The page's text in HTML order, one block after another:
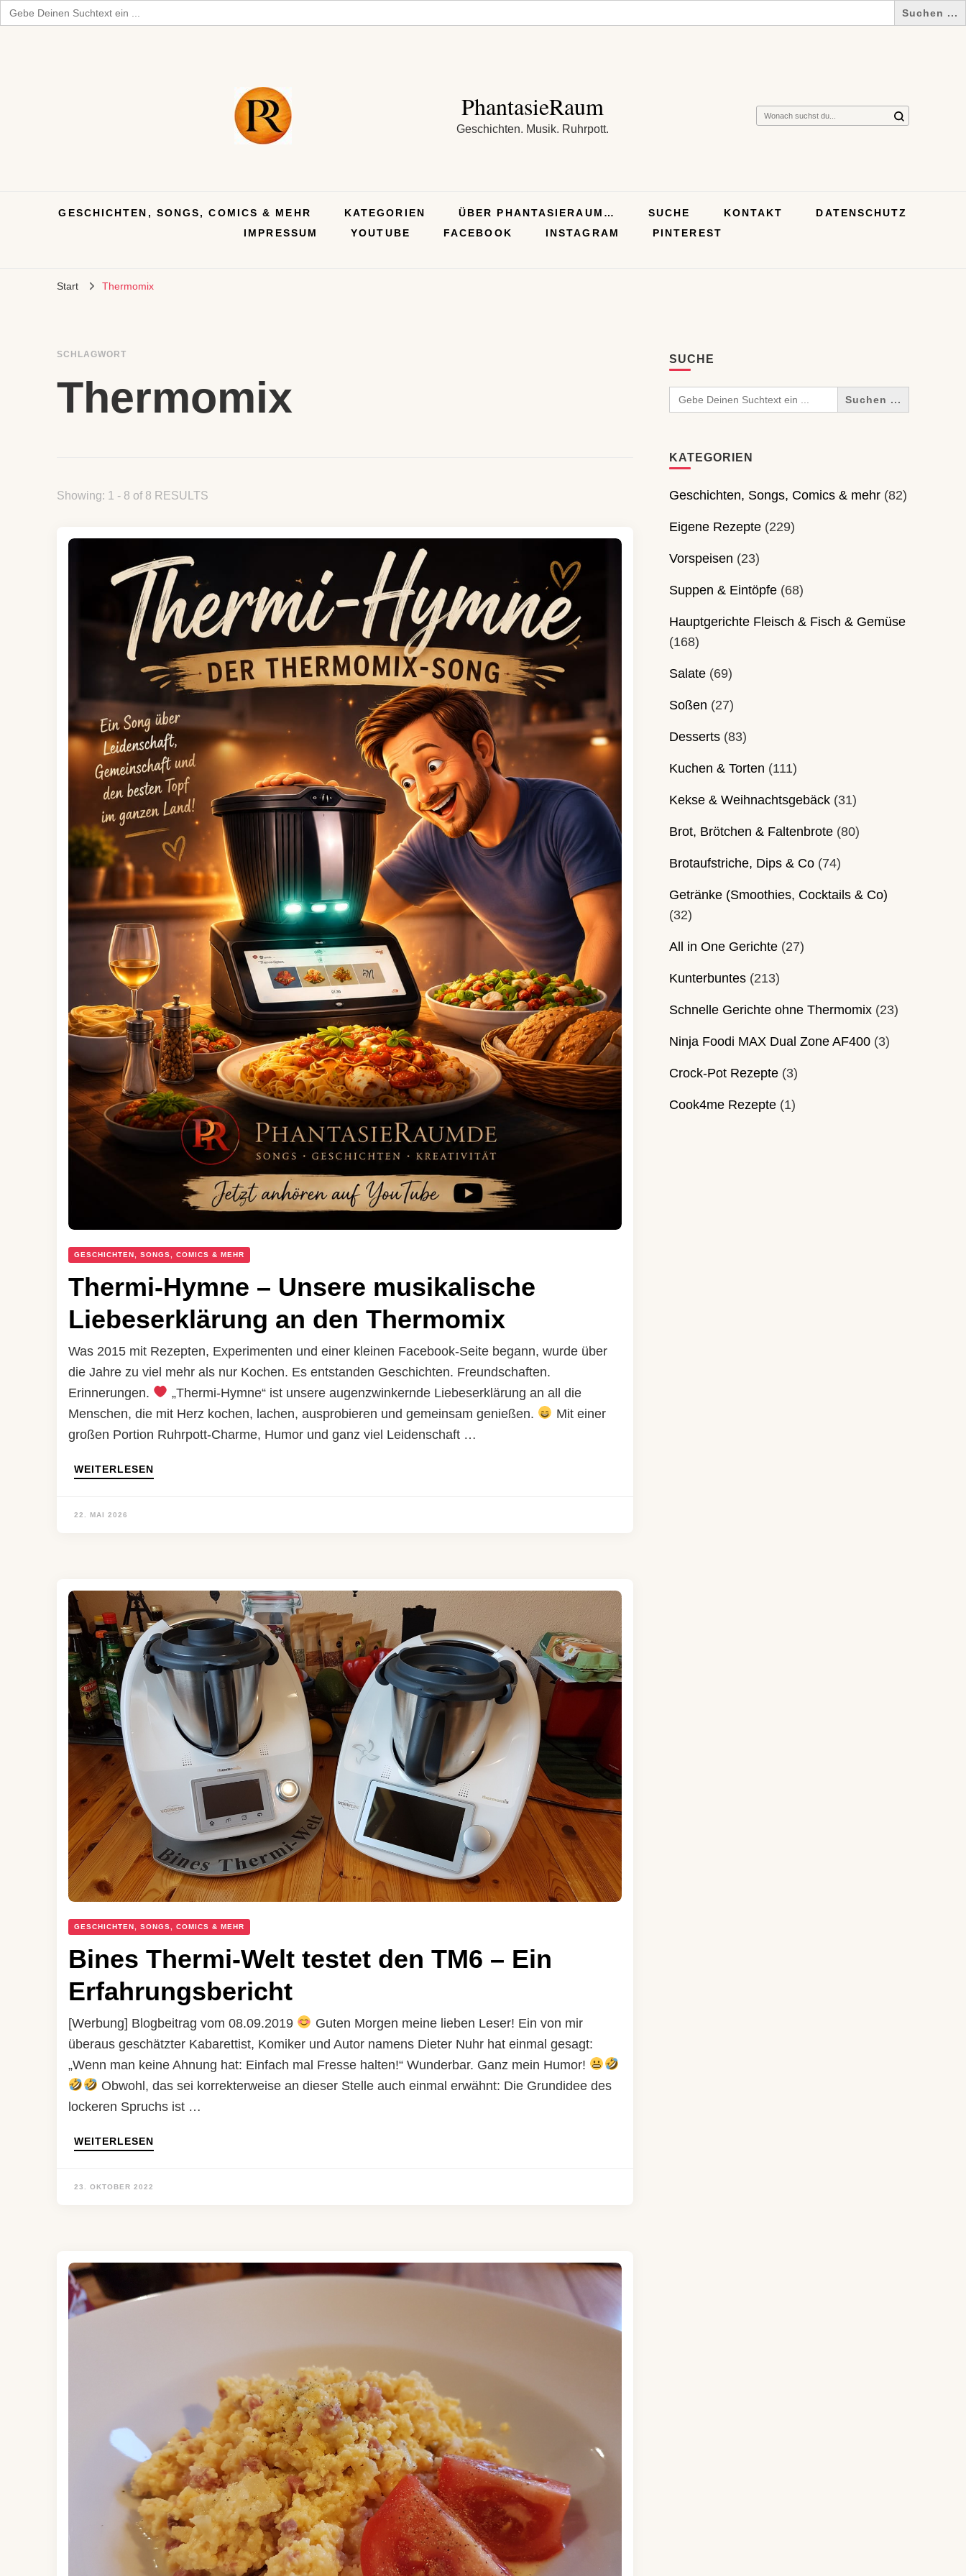
Search
for:
PhantasieRaum
Geschichten. Musik. Ruhrpott.
Suchst
GESCHICHTEN, SONGS, COMICS & MEHR KATEGORIEN ÜBER PHANTASIERAUM… SUCHE KONTAKT
DATENSCHUTZ
IMPRESSUM
YOUTUBE FACEBOOK INSTAGRAM PINTEREST
Start Thermomix
SCHLAGWORT
Thermomix
Showing: 1 - 8 of 8 RESULTS
GESCHICHTEN, SONGS, COMICS & MEHR
Thermi-Hymne – Unsere musikalische
Liebeserklärung an den Thermomix
Was 2015 mit Rezepten, Experimenten und einer kleinen Facebook-Seite begann, wurde über
die Jahre zu viel mehr als nur Kochen. Es entstanden Geschichten. Freundschaften.
Erinnerungen.
„Thermi-Hymne“ ist unsere augenzwinkernde Liebeserklärung an all die
Menschen, die mit Herz kochen, lachen, ausprobieren und gemeinsam genießen.
Mit einer
großen Portion Ruhrpott-Charme, Humor und ganz viel Leidenschaft …
WEITERLESEN
22. MAI 2026
GESCHICHTEN, SONGS, COMICS & MEHR
Bines Thermi-Welt testet den TM6 – Ein
Erfahrungsbericht
[Werbung] Blogbeitrag vom 08.09.2019
Guten Morgen meine lieben Leser! Ein von mir
überaus geschätzter Kabarettist, Komiker und Autor namens Dieter Nuhr hat einmal gesagt:
„Wenn man keine Ahnung hat: Einfach mal Fresse halten!“ Wunderbar. Ganz mein Humor!
Obwohl, das sei korrekterweise an dieser Stelle auch einmal erwähnt: Die Grundidee des
lockeren Spruchs ist …
WEITERLESEN
23. OKTOBER 2022
SUCHE
Search
for:
KATEGORIEN
Geschichten, Songs, Comics & mehr(82)
Eigene Rezepte(229)
Vorspeisen (23)
Suppen & Eintöpfe(68)
Hauptgerichte Fleisch & Fisch & Gemüse
(168)
Salate(69)
Soßen (27)
Desserts(83)
Kuchen & Torten (111)
Kekse & Weihnachtsgebäck(31)
Brot, Brötchen & Faltenbrote(80)
Brotaufstriche, Dips & Co(74)
Getränke (Smoothies, Cocktails & Co)
(32)
All in One Gerichte(27)
Kunterbuntes(213)
Schnelle Gerichte ohne Thermomix(23)
Ninja Foodi MAX Dual Zone AF400(3)
Crock-Pot Rezepte(3)
Cook4me Rezepte(1)